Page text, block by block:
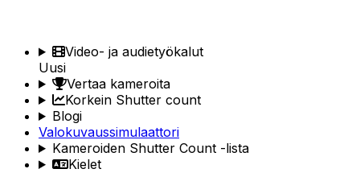
Video- ja audietyökalut
Uusi
Vertaa kameroita
Korkein Shutter count
Blogi
Valokuvaussimulaattori
Kameroiden Shutter Count -lista
Kielet